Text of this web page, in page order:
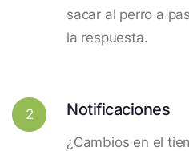
sacar al perro a
la respuesta.
2 Notificaciones
¿Cambios en el